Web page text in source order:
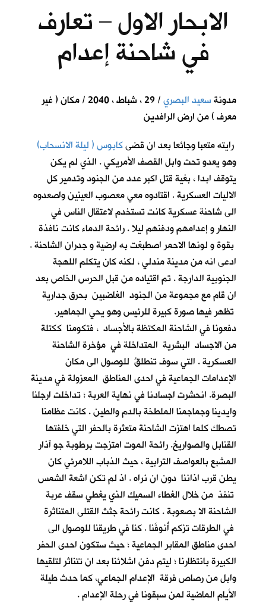
الابحار الاول – تعارف
في شاحنة إعدام
مدونةسعيد البصري
/ 29 ، شباط ، 2040 / مكان ( غير
معرف ) من ارض الرافدين
رايته متعبا وجائعا بعد ان قضىكابوس ( ليلة الانسحاب)
وهو يعدو تحت وابل القصف الأمريكي . الذي لم يكن
يتوقف ابدا ، بغية قتل اكبر عدد من الجنود وتدمير كل
الاليات العسكرية . اقتادوه معي معصوب العينين واصعدوه
الى شاحنة عسكرية كانت تستخدم لاعتقال الناس في
النهار و إعدامهم ودفنهم ليلا . رائحة الدماء كانت نافذة
بقوة و لونها الاحمر اصطبغت به ارضية و جدران الشاحنة .
ادعى انه من مدينة مندلي ، لكنه كان يتكلم اللهجة
الجنوبية الدارجة . تم اقتياده من قبل الحرس الخاص بعد
ان قام مع مجموعة من الجنود الغاضبين بحرق جدارية
تظهر فيها صورة كبيرة للرئيس وهو يحي الجماهير.
دفعونا في الشاحنة المكتظة بالأجساد ، فتكومنا ككتلة
من الاجساد البشرية المتداخلة في مؤخرة الشاحنة
العسكرية . التي سوف تنطلقُ للوصول الى مكان
الإعدامات الجماعية في احدى المناطق المعزولة في مدينة
البصرة. انحشرت اجسادنا في نهاية العربة ؛ تداخلت ارجلنا
وايدينا وجماجمنا الملطخة بالدم والطين . كانت عظامنا
تصطك كلما اهتزت الشاحنة متعثرة بالحفر التي خلفتها
القنابل والصواريخ. رائحة الموت امتزجت برطوبة جو آذار
المشبع بالعواصف الترابية ، حيث الذباب اللامرئي كان
يطن قرب اذاننا دون ان نراه . اذ لم تكن اشعة الشمس
تنفذ من خلال الغطاء السميك الذي يغطي سقف عربة
الشاحنة الا بصعوبة . كانت رائحة جثث القتلى المتناثرة
في الطرقات تزكم أُنوفَنا . كنا في طريقنا للوصول الى
احدى مناطق المقابر الجماعية ؛ حيث ستكون احدى الحفر
الكبيرة بانتظارنا ؛ ليتم دفن اشلائنا بعد ان تتناثر لتلقيها
وابل من رصاص فرقة الإعدام الجماعي، كما حدث طيلة
الأيام الماضية لمن سبقونا في رحلة الإعدام .